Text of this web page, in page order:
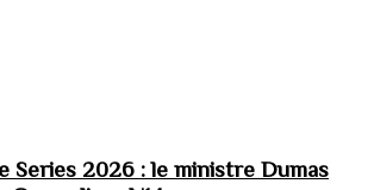
Series 2026 : le ministre Dumas